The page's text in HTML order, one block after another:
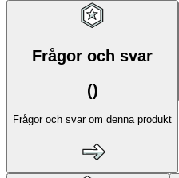
Frågor och svar
()
Frågor och svar om denna produkt